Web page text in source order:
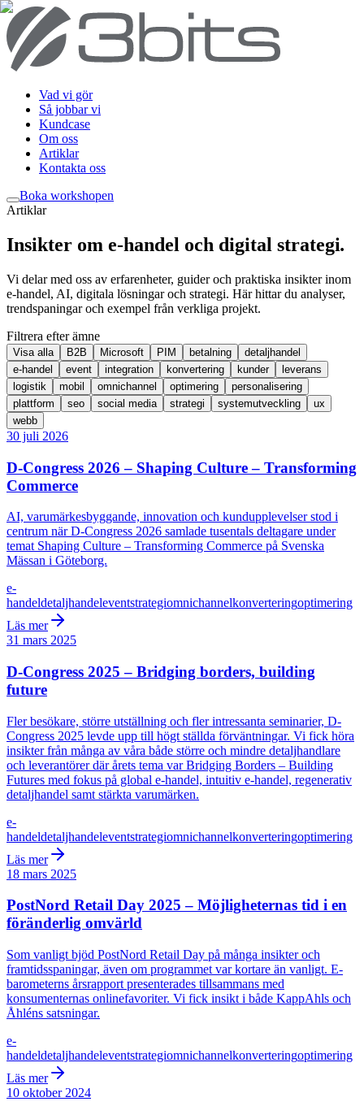
Vad vi gör
Så jobbar vi
Kundcase
Om oss
Artiklar
Kontakta oss
Boka workshopen
Artiklar
Insikter om e-handel och digital strategi.
Vi delar med oss av erfarenheter, guider och praktiska insikter inom
e-handel, AI, digitala lösningar och strategi. Här hittar du analyser,
trendspaningar och exempel från verkliga projekt.
Filtrera efter ämne
Visa alla B2B Microsoft PIM betalning
detaljhandel
e-handel
event integration konvertering kunder
leverans
logistik
mobil omnichannel optimering
personalisering
plattform
seo social media strategi systemutveckling
ux
webb
30 juli 2026
D-Congress 2026 – Shaping Culture – Transforming
Commerce
AI, varumärkesbyggande, innovation och kundupplevelser stod i
centrum när D-Congress 2026 samlade tusentals deltagare under
temat Shaping Culture – Transforming Commerce på Svenska
Mässan i Göteborg.
e-
handeldetaljhandeleventstrategiomnichannelkonverteringoptimering
Läs mer
31 mars 2025
D-Congress 2025 – Bridging borders, building
future
Fler besökare, större utställning och fler intressanta seminarier, D-
Congress 2025 levde upp till högt ställda förväntningar. Vi fick höra
insikter från många av våra både större och mindre detaljhandlare
och leverantörer där årets tema var Bridging Borders – Building
Futures med fokus på global e-handel, intuitiv e-handel, regenerativ
detaljhandel samt stärkta varumärken.
e-
handeldetaljhandeleventstrategiomnichannelkonverteringoptimering
Läs mer
18 mars 2025
PostNord Retail Day 2025 – Möjligheternas tid i en
föränderlig omvärld
Som vanligt bjöd PostNord Retail Day på många insikter och
framtidsspaningar, även om programmet var kortare än vanligt. E-
barometerns årsrapport presenterades tillsammans med
konsumenternas onlinefavoriter. Vi fick insikt i både KappAhls och
Åhléns satsningar.
e-
handeldetaljhandeleventstrategiomnichannelkonverteringoptimering
Läs mer
10 oktober 2024